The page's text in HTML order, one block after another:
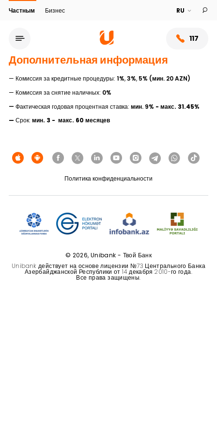
Частным Бизнес
117
Сеть обслуживания
Устойчивость
Кешбэк
Тарифы
Дополнительная информация
— Комиссия за кредитные процедуры: 1%,3%, 5% (мин. 20 AZN)
— Комиссия за снятие наличных: 0%
— Фактическая годовая процентная ставка: мин. 9% - макс. 31.45%
— Срок: мин. 3 - макс. 60 месяцев
Политика конфиденциальности
© 2026, Unibank - Твой Банк
Unibank действует на основе лицензии №73 Центрального Банка
Азербайджанской Республики от 14 декабря 2010-го года.
Все права защищены.